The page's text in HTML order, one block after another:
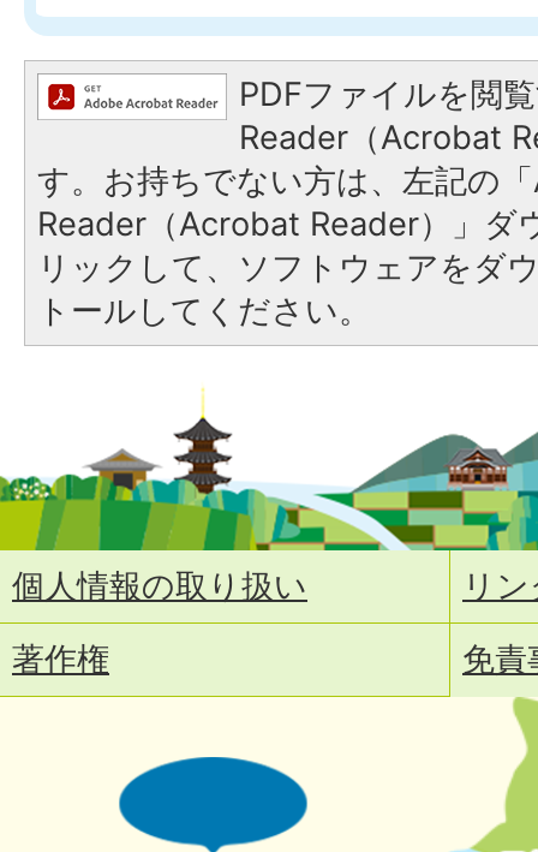
PDFファイルを閲
Reader（Acrobat
す。お持ちでない方は、左記の
Reader（Acrobat Reader）」ダ
リックして、ソフトウェアをダ
トールしてください。
個人情報の取り扱い
リ
著作権
免責